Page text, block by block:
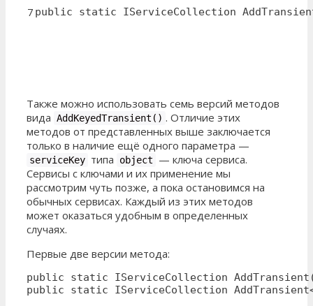
7 public static IServiceCollection
Также можно использовать семь версий методов
вида AddKeyedTransient() . Отличие этих
методов от представленных выше заключается
только в наличие ещё одного параметра —
serviceKey типа object
— ключа сервиса.
Сервисы с ключами и их применение мы
рассмотрим чуть позже, а пока остановимся на
обычных сервисах. Каждый из этих методов
может оказаться удобным в определенных
случаях.
Первые две версии метода:
public static IServiceCollection
public static IServiceCollection